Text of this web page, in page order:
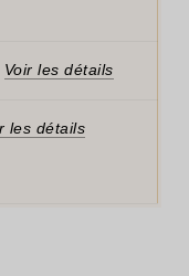
Voir les détails
les détails